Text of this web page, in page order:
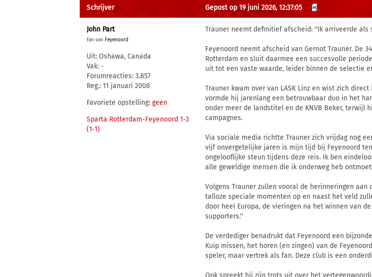
Schrijver Gepost op 19 juni 2026, 12:37:05
John Part
Fan van Feyenoord
Uit: Oshawa, Canada
Vak: -
Forumreacties: 3.857
Reg.: 11 januari 2008
Favoriete opstelling: geen
Sparta Rotterdam-Feyenoord 1-3
(1-1)
Trauner neemt definitief afscheid: ''Ik arriveerde als
Feyenoord neemt afscheid van Gernot Trauner. De
Rotterdam en sluit daarmee een succesvolle
uit tot een vaste waarde, leider binnen de selectie
Trauner kwam over van LASK Linz en wist zich
vormde hij jarenlang een betrouwbaar duo in het
onder meer de landstitel en de KNVB Beker, terwijl
campagnes.
Via sociale media richtte Trauner zich vrijdag nog
vijf onvergetelijke jaren is mijn tijd bij Feyenoord
ongelooflijke steun tijdens deze reis. Ik ben
alle geweldige mensen die ik onderweg heb
Volgens Trauner zullen vooral de herinneringen
talloze speciale momenten op en naast het veld
door heel Europa, de vieringen na het winnen van
supporters.''
De verdediger benadrukt dat Feyenoord een
Kuip missen, het horen (en zingen) van de
speler, maar vertrek als fan. Deze club is een
Ook spreekt hij zijn trots uit over het